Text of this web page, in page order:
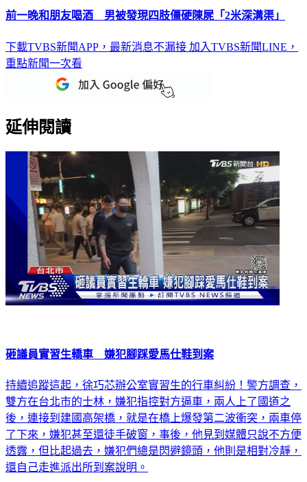
前一晚和朋友喝酒 男被發現四肢僵硬陳屍「2米深溝渠」
下載TVBS新聞APP，最新消息不漏接 加入TVBS新聞LINE，
重點新聞一次看
延伸閱讀
砸議員實習生轎車 嫌犯腳踩愛馬仕鞋到案
持續追蹤這起，徐巧芯辦公室實習生的行車糾紛！警方調查，
雙方在台北市的士林，嫌犯指控對方逼車，兩人上了國道之
後，連接到建國高架橋，就是在橋上爆發第二波衝突，兩車停
了下來，嫌犯甚至還徒手破窗，事後，他見到媒體只說不方便
透露，但比起過去，嫌犯們總是閃避鏡頭，他則是相對冷靜，
還自己走進派出所到案說明。